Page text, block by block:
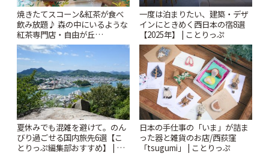
焼きたてスコーン&紅茶が食べ
飲み放題♪ 森の中にいるような
紅茶専門店・自由が丘
「YOTSUBA TEA」でのんびり
時間 | ことりっぷ
一度は泊まりたい、建築・デザ
インにときめく西日本の宿8選
【2025年】 | ことりっぷ
夏休みでも混雑を避けて。のん
びり過ごせる国内旅先6選【こ
とりっぷ編集部おすすめ】 | こ
日本の手仕事の「いま」が詰ま
った器と雑貨のお店/西荻窪
「tsugumi」 | ことりっぷ